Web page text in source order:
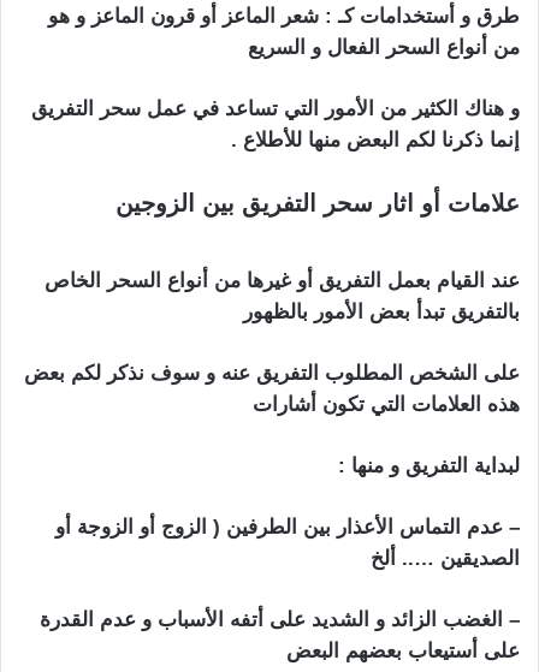
طرق و أستخدامات كـ : شعر الماعز أو قرون الماعز و هو
من أنواع السحر الفعال و السريع
و هناك الكثير من الأمور التي تساعد في عمل سحر التفريق
إنما ذكرنا لكم البعض منها للأطلاع .
علامات أو اثار سحر التفريق بين الزوجين
عند القيام بعمل التفريق أو غيرها من أنواع السحر الخاص
بالتفريق تبدأ بعض الأمور بالظهور
على الشخص المطلوب التفريق عنه و سوف نذكر لكم بعض
هذه العلامات التي تكون أشارات
لبداية التفريق و منها :
– عدم التماس الأعذار بين الطرفين ( الزوج أو الزوجة أو
الصديقين ….. ألخ
– الغضب الزائد و الشديد على أتفه الأسباب و عدم القدرة
على أستيعاب بعضهم البعض